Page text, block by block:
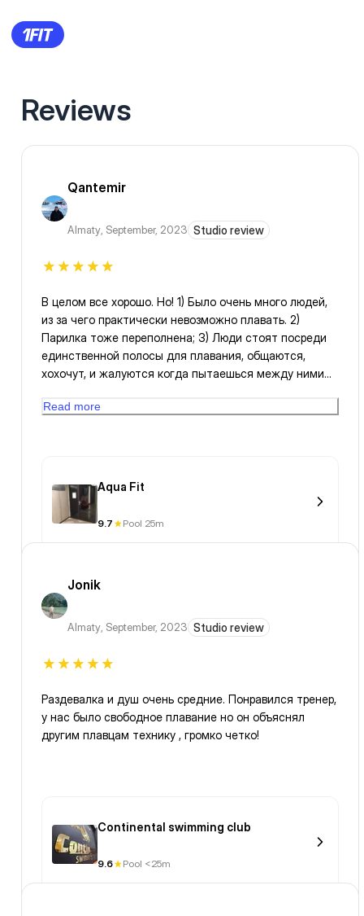
Reviews
Qantemir
Almaty, September, 2023 Studio review
В целом все хорошо. Но! 1) Было очень много людей,
из за чего практически невозможно плавать. 2)
Парилка тоже переполнена; 3) Люди стоят посреди
единственной полосы для плавания, общаются,
хохочут, и жалуются когда пытаешься между ними
перпендикулярно полосе бассейна. И еще жалуются,
Read more
Aqua Fit
9.7 Pool 25m
Jonik
Almaty, September, 2023 Studio review
Раздевалка и душ очень средние. Понравился тренер,
у нас было свободное плавание но он объяснял
другим плавцам технику , громко четко!
Continental swimming club
9.6 Pool <25m